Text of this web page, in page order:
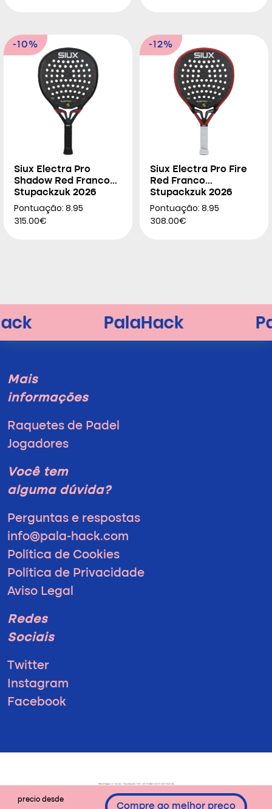
precio desde
Compre ao melhor preço
-10%
Siux Electra Pro
Shadow Red Franco
Stupackzuk 2026
Pontuação: 8.95
315.00€
-12%
Siux Electra Pro Fire
Red Franco
Stupackzuk 2026
Pontuação: 8.95
308.00€
Mais
informações
Raquetes de Padel
Jogadores
Você tem
alguma dúvida?
Perguntas e respostas
info@pala-hack.com
Política de Cookies
Política de Privacidade
Aviso Legal
Redes
Sociais
Twitter
Instagram
Facebook